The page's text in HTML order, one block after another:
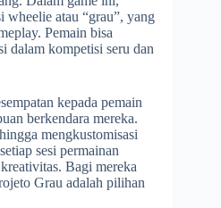
wheelie atau “grau”, yang
Pemain bisa
dalam kompetisi seru dan
kepada pemain
berkendara mereka.
mengkustomisasi
sesi permainan
Bagi mereka
Grau adalah pilihan